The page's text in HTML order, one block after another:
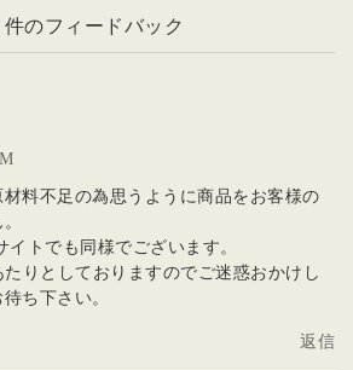
件のフィードバック
料不足の為思うように商品をお客様の
イトでも同様でございます。
りとしておりますのでご迷惑おかけし
ち下さい。
返信